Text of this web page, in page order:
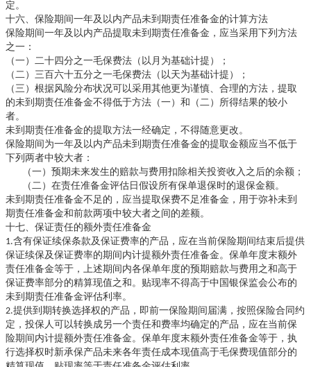
定。
十六、保险期间一年及以内产品未到期责任准备金的计算方法
保险期间一年及以内产品提取未到期责任准备金，应当采用下列方法
之一：
（一）二十四分之一毛保费法（以月为基础计提）；
（二）三百六十五分之一毛保费法（以天为基础计提）；
（三）根据风险分布状况可以采用其他更为谨慎、合理的方法，提取
的未到期责任准备金不得低于方法（一）和（二）所得结果的较小
者。
未到期责任准备金的提取方法一经确定，不得随意更改。
保险期间为一年及以内产品未到期责任准备金的提取金额应当不低于
下列两者中较大者：
（一）预期未来发生的赔款与费用扣除相关投资收入之后的余额；
（二）在责任准备金评估日假设所有保单退保时的退保金额。
未到期责任准备金不足的，应当提取保费不足准备金，用于弥补未到
期责任准备金和前款两项中较大者之间的差额。
十七、保证责任的额外责任准备金
1.含有保证续保条款及保证费率的产品，应在当前保险期间结束后提供
保证续保及保证费率的期间内计提额外责任准备金。保单年度末额外
责任准备金等于，上述期间内各保单年度的预期赔款与费用之和高于
保证费率部分的精算现值之和。贴现率不得高于中国银保监会公布的
未到期责任准备金评估利率。
2.提供到期转换选择权的产品，即前一保险期间届满，按照保险合同约
定，投保人可以转换成另一个责任和费率均确定的产品，应在当前保
险期间内计提额外责任准备金。保单年度末额外责任准备金等于，执
行选择权时新承保产品未来各年责任成本现值高于毛保费现值部分的